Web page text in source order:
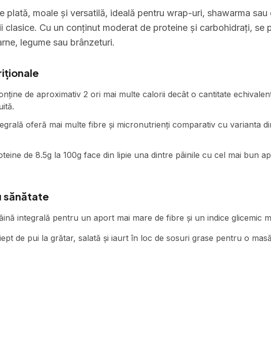
plată, moale și versatilă, ideală pentru wrap-uri, shawarma sau
clasice. Cu un conținut moderat de proteine și carbohidrați, se
legume sau brânzeturi.
de aproximativ 2 ori mai multe calorii decât o cantitate
oferă mai multe fibre și micronutrienți comparativ cu varianta
de 8.5g la 100g face din lipie una dintre pâinile cu cel mai bun
sănătate
integrală pentru un aport mai mare de fibre și un indice glicemic
de pui la grătar, salată și iaurt în loc de sosuri grase pentru o